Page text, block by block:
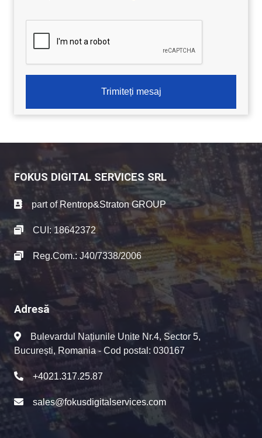
Trimiteți mesaj
FOKUS DIGITAL SERVICES SRL
part ofRentrop&Straton GROUP
CUI: 18642372
Reg.Com.: J40/7338/2006
Adresă
Bulevardul Națiunile Unite Nr.4, Sector 5,
București, Romania - Cod postal: 030167
+4021.317.25.87
sales@fokusdigitalservices.com